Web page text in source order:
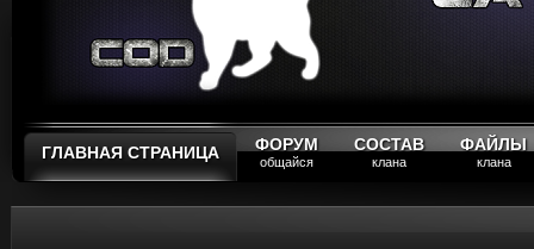
ГЛАВНАЯ СТРАНИЦА ФОРУМ
общайся
СОСТАВ
клана
ФАЙЛЫ
клана